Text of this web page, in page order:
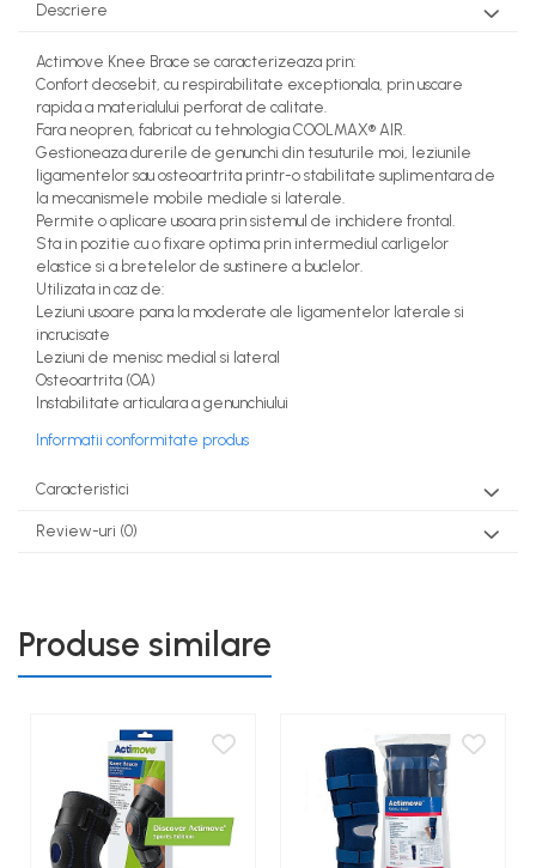
Descriere
Actimove Knee Brace se caracterizeaza prin:
Confort deosebit, cu respirabilitate exceptionala, prin uscare
rapida a materialului perforat de calitate.
Fara neopren, fabricat cu tehnologia COOLMAX® AIR.
Gestioneaza durerile de genunchi din tesuturile moi, leziunile
ligamentelor sau osteoartrita printr-o stabilitate suplimentara de
la mecanismele mobile mediale si laterale.
Permite o aplicare usoara prin sistemul de inchidere frontal.
Sta in pozitie cu o fixare optima prin intermediul carligelor
elastice si a bretelelor de sustinere a buclelor.
Utilizata in caz de:
Leziuni usoare pana la moderate ale ligamentelor laterale si
incrucisate
Leziuni de menisc medial si lateral
Osteoartrita (OA)
Instabilitate articulara a genunchiului
Informatii conformitate produs
Caracteristici
Review-uri (0)
Produse similare